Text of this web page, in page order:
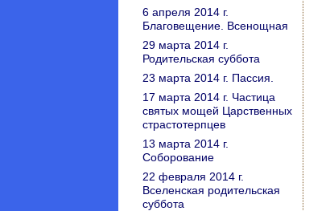
6 апреля 2014 г.
Благовещение. Всенощная
29 марта 2014 г.
Родительская суббота
23 марта 2014 г. Пассия.
17 марта 2014 г. Частица
святых мощей Царственных
страстотерпцев
13 марта 2014 г.
Соборование
22 февраля 2014 г.
Вселенская родительская
суббота